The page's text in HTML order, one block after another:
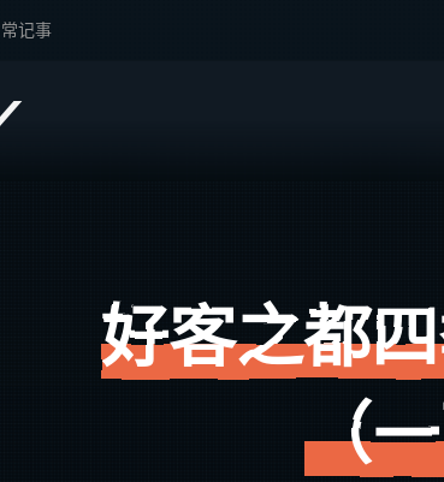
记事
的小刀 – 日常记事（一百二十七）
好客之都
（